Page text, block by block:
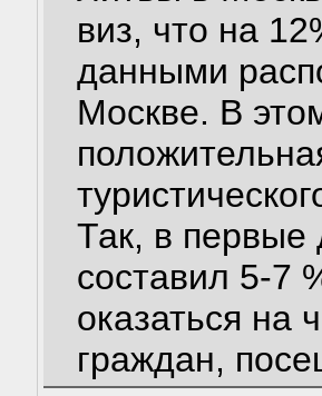
виз, что на
данными
Москве. В
Так, в первые
составил 5-7
оказаться на
граждан,